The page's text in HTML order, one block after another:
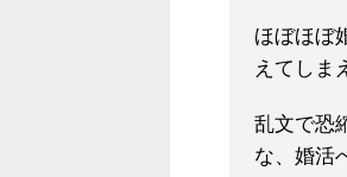
ほぼほぼ
えてしま
乱文で恐
な、婚活